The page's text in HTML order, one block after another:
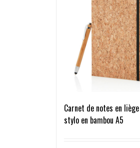
Carnet de notes en
stylo en bambou A5